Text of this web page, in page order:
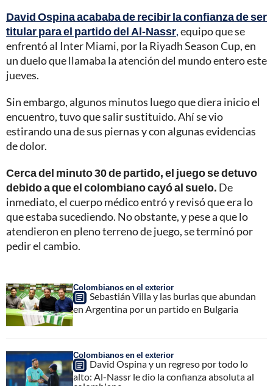
David Ospina acababa de recibir la confianza de ser
titular para el partido del Al-Nassr,equipo que se
enfrentó al Inter Miami, por la Riyadh Season Cup, en
un duelo que llamaba la atención del mundo entero este
jueves.
Sin embargo, algunos minutos luego que diera inicio el
encuentro, tuvo que salir sustituido. Ahí se vio
estirando una de sus piernas y con algunas evidencias
de dolor.
Cerca del minuto 30 de partido, el juego se detuvo
debido a que el colombiano cayó al suelo. De
inmediato, el cuerpo médico entró y revisó que era lo
que estaba sucediendo. No obstante, y pese a que lo
atendieron en pleno terreno de juego, se terminó por
pedir el cambio.
Colombianos en el exterior
Sebastián Villa y las burlas que abundan
en Argentina por un partido en Bulgaria
Colombianos en el exterior
David Ospina y un regreso por todo lo
alto: Al-Nassr le dio la confianza absoluta al